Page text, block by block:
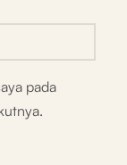
pada